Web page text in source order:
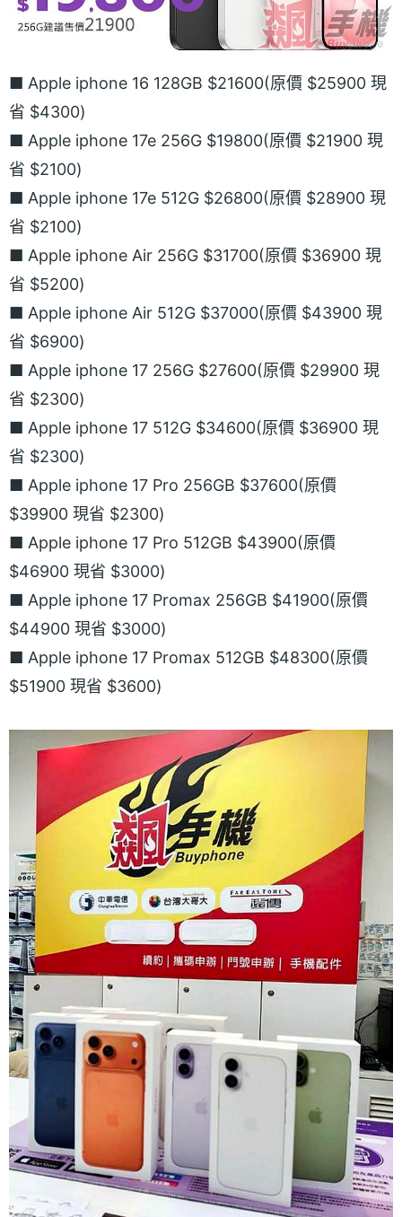
■ Apple iphone 16 128GB $21600(原價 $25900 現
省 $4300)
■ Apple iphone 17e 256G $19800(原價 $21900 現
省 $2100)
■ Apple iphone 17e 512G $26800(原價 $28900 現
省 $2100)
■ Apple iphone Air 256G $31700(原價 $36900 現
省 $5200)
■ Apple iphone Air 512G $37000(原價 $43900 現
省 $6900)
■ Apple iphone 17 256G $27600(原價 $29900 現
省 $2300)
■ Apple iphone 17 512G $34600(原價 $36900 現
省 $2300)
■ Apple iphone 17 Pro 256GB $37600(原價
$39900 現省 $2300)
■ Apple iphone 17 Pro 512GB $43900(原價
$46900 現省 $3000)
■ Apple iphone 17 Promax 256GB $41900(原價
$44900 現省 $3000)
■ Apple iphone 17 Promax 512GB $48300(原價
$51900 現省 $3600)